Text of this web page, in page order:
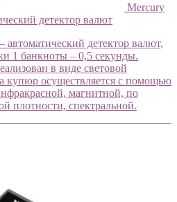
Mercury
детектор валют
автоматический детектор валют,
1 банкноты – 0,5 секунды.
в виде световой
купюр осуществляется с помощью
магнитной, по
плотности, спектральной.